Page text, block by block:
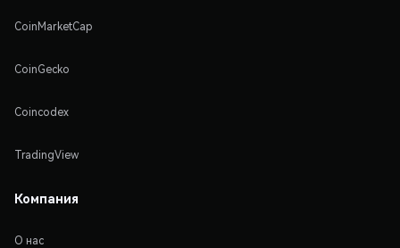
CoinMarketCap
CoinGecko
Coincodex
TradingView
Компания
О нас